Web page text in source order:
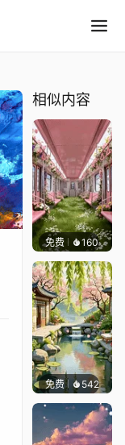
相似内容
免费 160渔小小
免费 542渔小小